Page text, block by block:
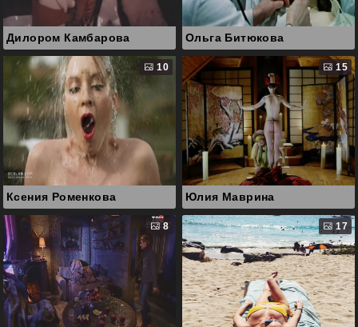
Дилором Камбарова Ольга Битюкова
10
Ксения Роменкова
15
Юлия Маврина
8 17